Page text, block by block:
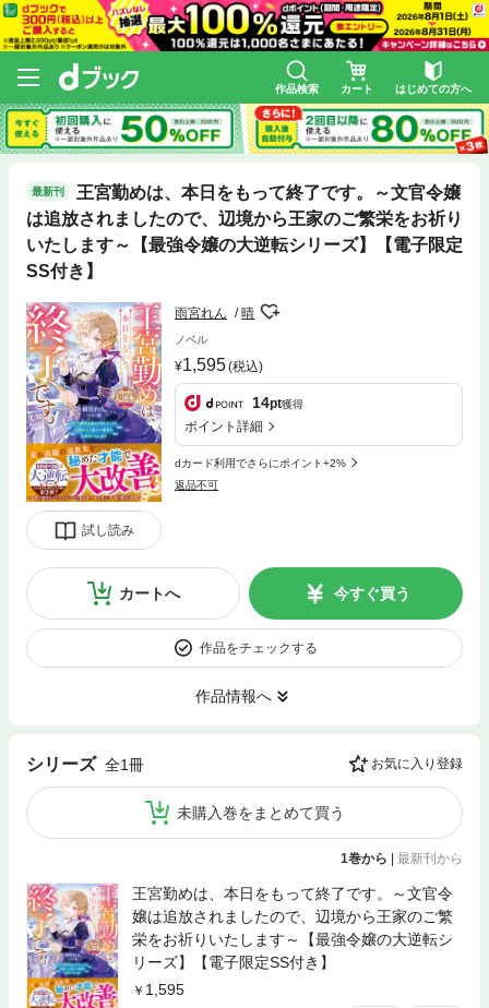
作品検索 カート はじめての方へ
最新刊
王宮勤めは、本日をもって終了です。～文官令嬢
は追放されましたので、辺境から王家のご繁栄をお祈り
いたします～【最強令嬢の大逆転シリーズ】【電子限定
SS付き】
試し読み
雨宮れん 晴
ノベル
1,595(税込)
14pt獲得
ポイント詳細
dカード利用でさらにポイント+2%
返品不可
カートへ 今すぐ買う
作品をチェックする
作品情報へ
シリーズ 全1冊 お気に入り登録
未購入巻をまとめて買う
1巻から | 最新刊から
王宮勤めは、本日をもって終了です。～文官令
嬢は追放されましたので、辺境から王家のご繁
栄をお祈りいたします～【最強令嬢の大逆転シ
リーズ】【電子限定SS付き】
1,595